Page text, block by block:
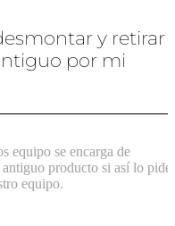
y retirar
por mi
equipo se encarga de
producto si así lo pide,
equipo.